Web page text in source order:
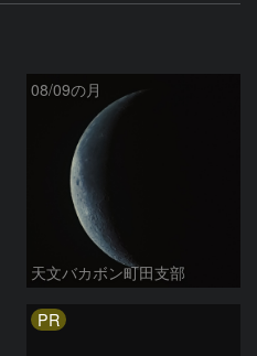
08/09の月
天文バカボン町田支部
PR